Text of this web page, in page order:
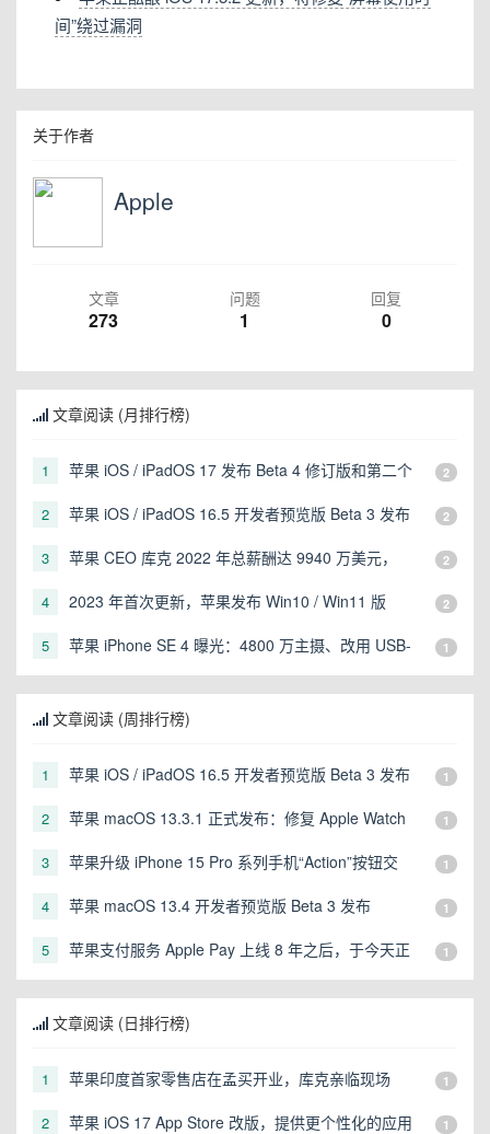
间”绕过漏洞
关于作者
Apple
文章
273
问题
1
回复
0
文章阅读 (月排行榜)
1
苹果 iOS / iPadOS 17 发布 Beta 4 修订版和第二个
2
2 苹果 iOS / iPadOS 16.5 开发者预览版 Beta 3 发布 2
3
苹果 CEO 库克 2022 年总薪酬达 9940 万美元，
2
4
2023 年首次更新，苹果发布 Win10 / Win11 版
2
5
苹果 iPhone SE 4 曝光：4800 万主摄、改用 USB-
C、引入操作按钮
1
文章阅读 (周排行榜)
1 苹果 iOS / iPadOS 16.5 开发者预览版 Beta 3 发布 1
2
苹果 macOS 13.3.1 正式发布：修复 Apple Watch
1
3
苹果升级 iPhone 15 Pro 系列手机“Action”按钮交
1
4 苹果 macOS 13.4 开发者预览版 Beta 3 发布 1
5
苹果支付服务 Apple Pay 上线 8 年之后，于今天正
式登陆韩国市场
1
文章阅读 (日排行榜)
1 苹果印度首家零售店在孟买开业，库克亲临现场 1
2
苹果 iOS 17 App Store 改版，提供更个性化的应用
1